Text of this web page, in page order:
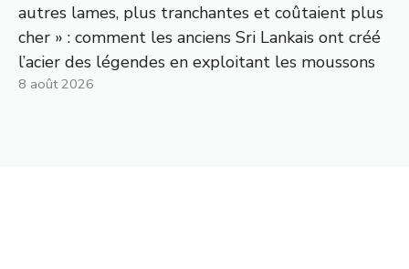
autres lames, plus tranchantes et coûtaient plus
cher » : comment les anciens Sri Lankais ont créé
l’acier des légendes en exploitant les moussons
8 août 2026